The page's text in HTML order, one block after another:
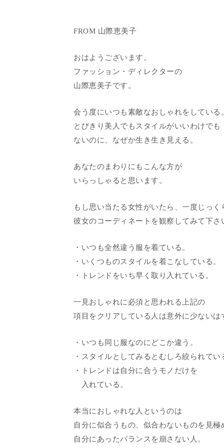
FROM 山際恵美子
おはようございます。
ファッション・ディレクターの
山際恵美子です。
会う度にいつも素敵なおしゃれをしている。
とびきり美人でもスタイルがいいわけでも
ないのに、なぜか生き生き見える。
あなたのまわりにもこんな方が
いらっしゃると思います。
もし思い当たる女性がいたら、一度じっく
彼女のコーディネートを観察してみて下さ
・いつも全然違う服を着ている。
・いくつものスタイルを着こなしている。
・トレンドをいち早く取り入れている。
一見おしゃれに必須と思われる上記の
項目をクリアしている人は意外に少ないは
・いつも同じ服なのにどこか違う。
・スタイルとしてみるとむしろ絞られてい
・トレンドは自分に合うモノだけを
入れている。
本当におしゃれな人というのは
自分に似合うもの、似合わないものを見極
自分にあったバランスを崩さない人。